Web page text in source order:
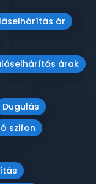
ár
árak
Dugulás
szifon